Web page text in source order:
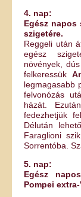
4. nap:
Egész napos
szigetére.
Reggeli után
egész
növények,
felkeressük
legmagasabb
felvonózás
házát.
fedezhetjük
Délután
Faraglioni
Sorrentóba.
5. nap:
Egész
Pompei extra-